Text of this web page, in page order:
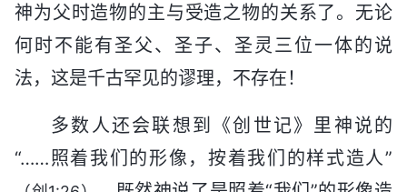
神为父时造物的主与受造之物的关系了。无论
何时不能有圣父、圣子、圣灵三位一体的说
法，这是千古罕见的谬理，不存在！
多数人还会联想到《创世记》里神说的
“……照着我们的形像，按着我们的样式造人”